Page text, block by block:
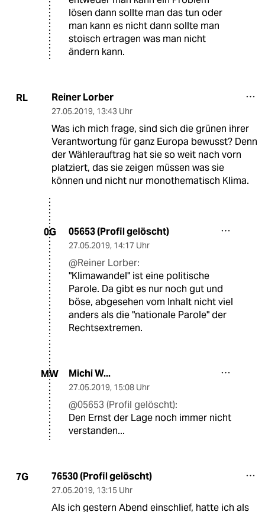
lösen dann sollte man das tun oder
man kann es nicht dann sollte man
stoisch ertragen was man nicht
ändern kann.
RL Reiner Lorber
27.05.2019, 13:43 Uhr
Was ich mich frage, sind sich die grünen ihrer
Verantwortung für ganz Europa bewusst? Denn
der Wählerauftrag hat sie so weit nach vorn
platziert, das sie zeigen müssen was sie
können und nicht nur monothematisch Klima.
0G 05653 (Profil gelöscht)
27.05.2019, 14:17 Uhr
@Reiner Lorber:
"Klimawandel" ist eine politische
Parole. Da gibt es nur noch gut und
böse, abgesehen vom Inhalt nicht viel
anders als die "nationale Parole" der
Rechtsextremen.
MW Michi W...
27.05.2019, 15:08 Uhr
@05653 (Profil gelöscht):
Den Ernst der Lage noch immer nicht
verstanden...
7G 76530 (Profil gelöscht)
27.05.2019, 13:15 Uhr
Als ich gestern Abend einschlief, hatte ich als